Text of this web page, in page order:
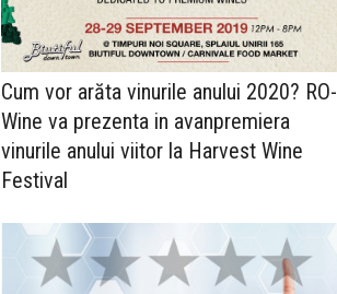
Cum vor arăta vinurile anului 2020? RO-
Wine va prezenta in avanpremiera
vinurile anului viitor la Harvest Wine
Festival